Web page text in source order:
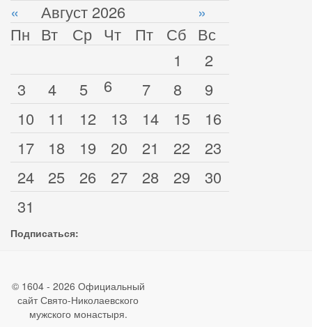
« Август 2026
»
Пн Вт Ср Чт Пт Сб Вс
1
2
3
4 5 6 7 8
9
10
11 12 13 14 15
16
17
18 19 20 21 22
23
24
25 26 27 28 29
30
31
Подписаться:
© 1604 - 2026 Официальный
сайт Свято-Николаевского
мужского монастыря.